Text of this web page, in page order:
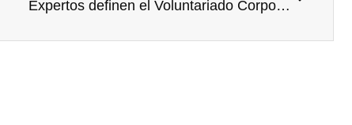
Expertos definen el Voluntariado Corporativo de &quot;elemento clave&quot; de la RSE y apuestan por su impacto en el tejido social